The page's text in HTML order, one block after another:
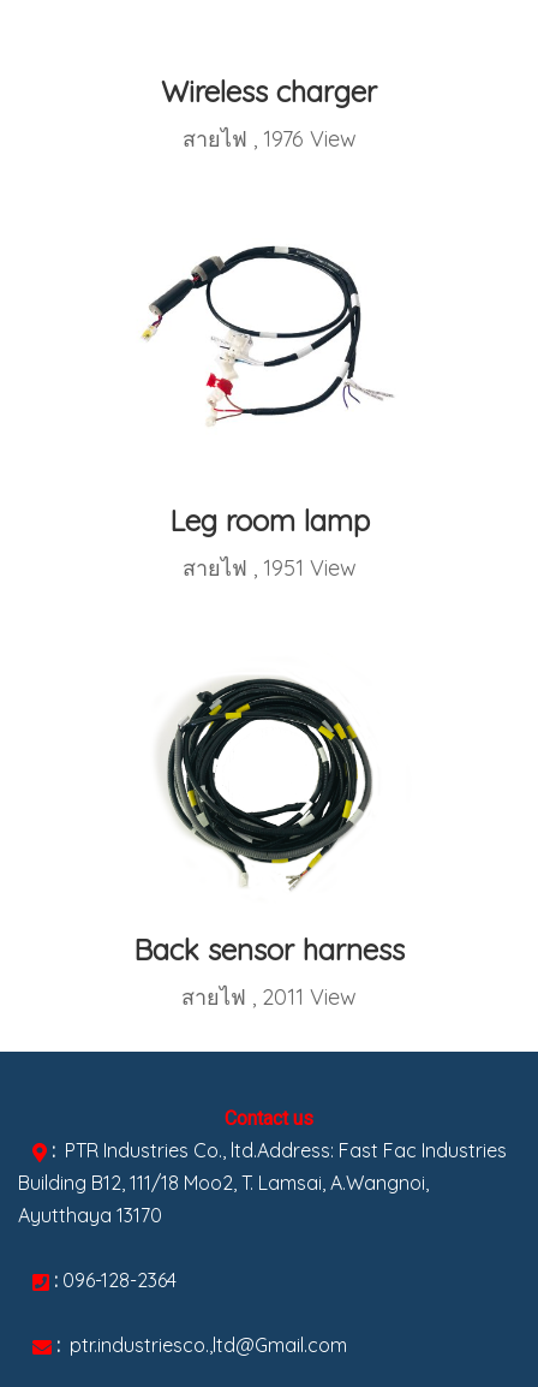
Wireless charger
สายไฟ , 1976 View
Leg room lamp
สายไฟ , 1951 View
Back sensor harness
สายไฟ , 2011 View
Contact us
: PTR Industries Co., ltd.Address: Fast Fac Industries
Building B12, 111/18 Moo2, T. Lamsai, A.Wangnoi,
Ayutthaya 13170
: 096-128-2364
: ptr.industriesco.,ltd@Gmail.com